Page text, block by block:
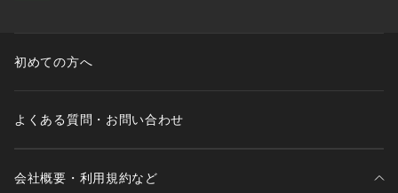
初めての方へ
よくある質問・お問い合わせ
会社概要・利用規約など